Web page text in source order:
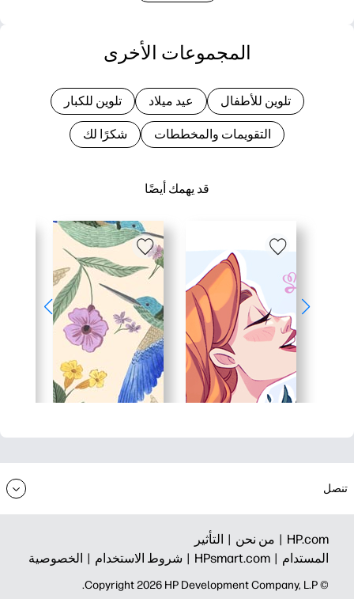
قد يهمك أيضًا
المجموعات الأخرى
تلوين للأطفال عيد ميلاد تلوين للكبار
التقويمات والمخططات شكرًا لك
تنصل
HP.com | من نحن | التأثير
المستدام | HPsmart.com | شروط الاستخدام | الخصوصية
© Copyright 2026 HP Development Company, L.P.